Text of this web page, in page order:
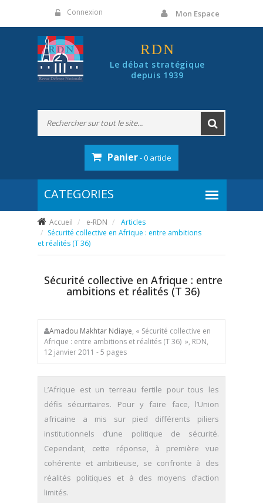
Connexion Mon Espace
RDN
Le débat stratégique
depuis 1939
Panier- 0 article
Accueil e-RDN
Articles
Sécurité collective en Afrique : entre ambitions
et réalités (T 36)
Sécurité collective en Afrique : entre
ambitions et réalités (T 36)
Amadou Makhtar Ndiaye, « Sécurité collective en
Afrique : entre ambitions et réalités (T 36) », RDN,
12 janvier 2011 - 5 pages
L’Afrique est un terreau fertile pour tous les
défis sécuritaires. Pour y faire face, l’Union
africaine a mis sur pied différents piliers
institutionnels d’une politique de sécurité.
Cependant, cette réponse, à première vue
cohérente et ambitieuse, se confronte à des
réalités politiques et à des moyens d’action
limités.